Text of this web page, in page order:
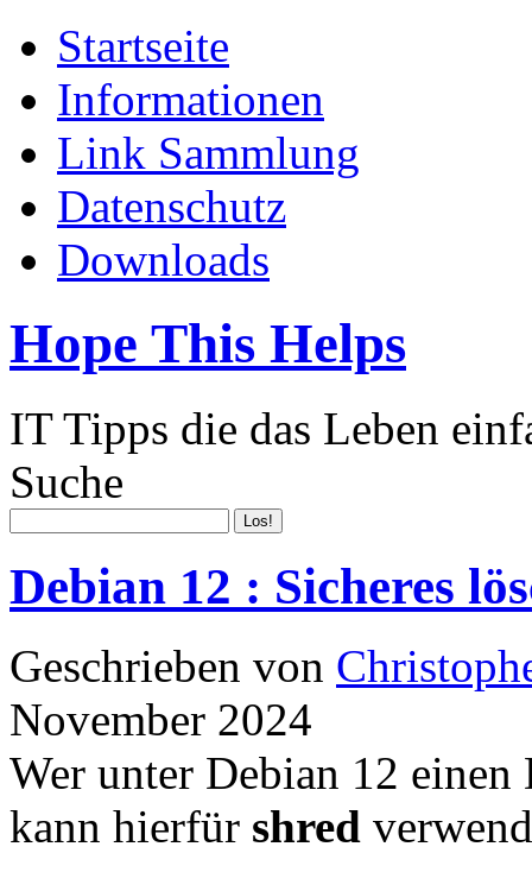
Startseite
Informationen
Link Sammlung
Datenschutz
Downloads
Hope This Helps
IT Tipps die das Leben
Suche
Debian 12 : Sicheres
Geschrieben von
November 2024
Wer unter Debian 12
kann hierfür shred